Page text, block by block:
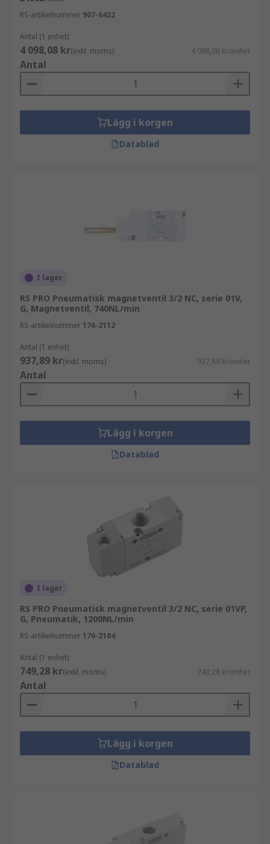
RS-artikelnummer 907-6422
Antal (1 enhet)
4 098,08 kr(exkl. moms) 4 098,08 kr/enhet
Antal
Lägg i korgen
Datablad
I lager
RS PRO Pneumatisk magnetventil 3/2 NC, serie 01V,
G, Magnetventil, 740NL/min
RS-artikelnummer 176-2112
Antal (1 enhet)
937,89 kr(exkl. moms) 937,89 kr/enhet
Antal
Lägg i korgen
Datablad
I lager
RS PRO Pneumatisk magnetventil 3/2 NC, serie 01VP,
G, Pneumatik, 1200NL/min
RS-artikelnummer 176-2104
Antal (1 enhet)
749,28 kr(exkl. moms) 749,28 kr/enhet
Antal
Lägg i korgen
Datablad